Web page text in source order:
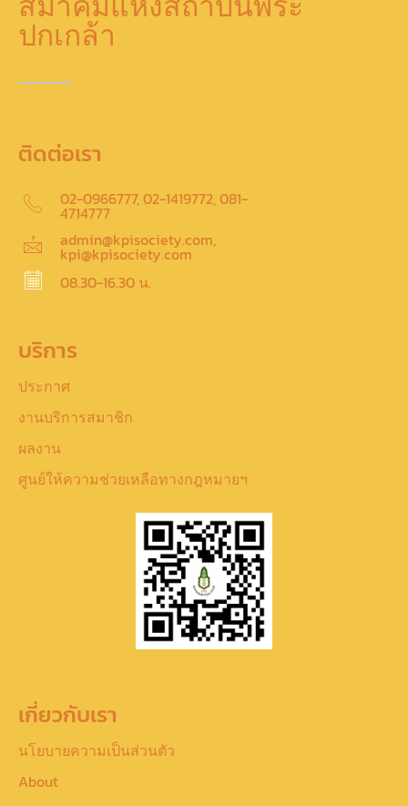
ปกเกล้า
ติดต่อเรา
02-0966777, 02-1419772, 081-
4714777
admin@kpisociety.com,
kpi@kpisociety.com
08.30-16.30 น.
บริการ
ประกาศ
งานบริการสมาชิก
ผลงาน
ศูนย์ให้ความช่วยเหลือทางกฎหมายฯ
เกี่ยวกับเรา
นโยบายความเป็นส่วนตัว
About